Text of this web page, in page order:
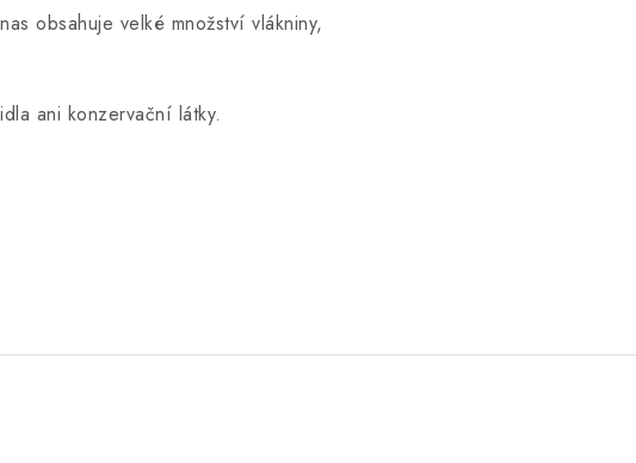
obsahuje velké množství vlákniny,
ani konzervační látky.